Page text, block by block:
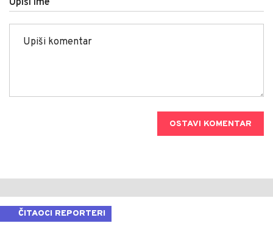
OSTAVI KOMENTAR
ČITAOCI REPORTERI